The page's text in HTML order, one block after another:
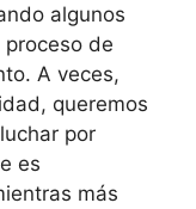
algunos
de
A veces,
queremos
por
es
más